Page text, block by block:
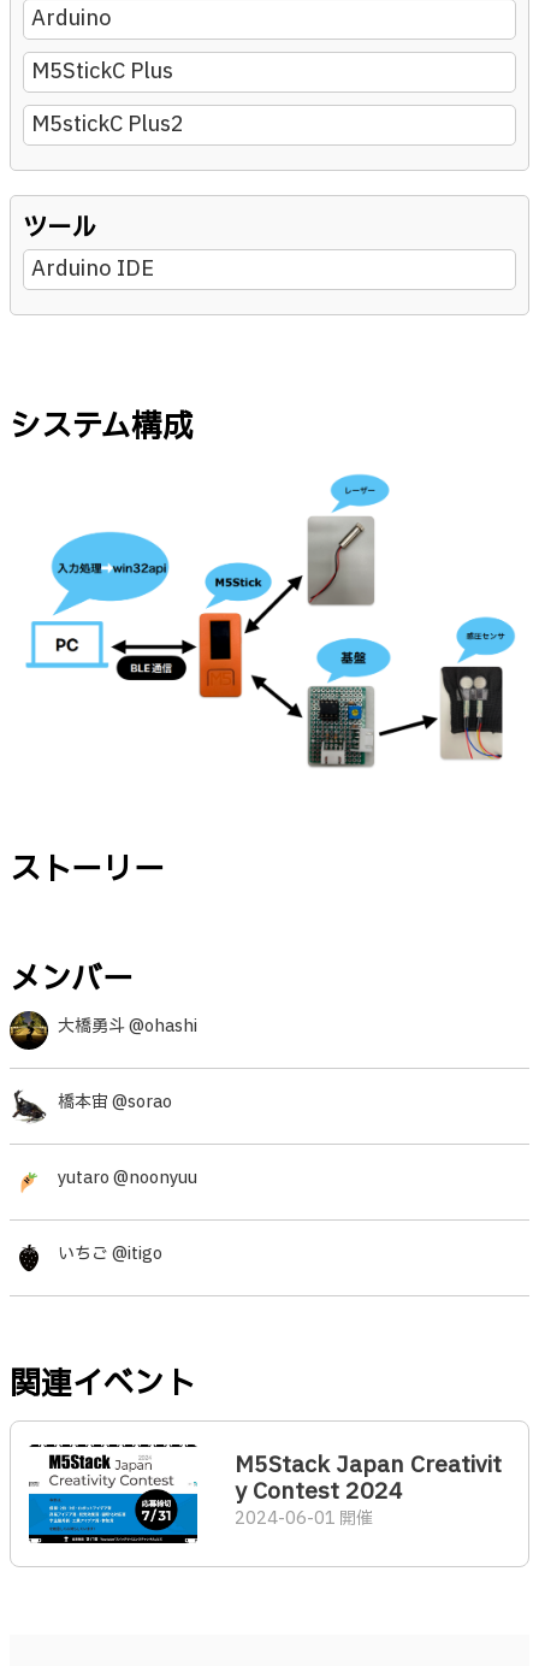
Arduino
M5StickC Plus
M5stickC Plus2
ツール
Arduino IDE
システム構成
ストーリー
メンバー
大橋勇斗 @ohashi
橋本宙 @sorao
yutaro @noonyuu
いちご @itigo
関連イベント
M5Stack Japan Creativit
y Contest 2024
2024-06-01 開催